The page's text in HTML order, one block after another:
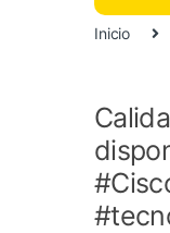
Inicio